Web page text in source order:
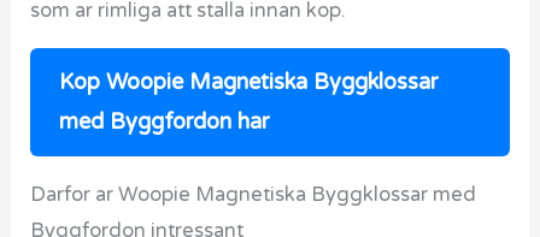
som ar rimliga att stalla innan kop.
Kop Woopie Magnetiska Byggklossar
med Byggfordon har
Darfor ar Woopie Magnetiska Byggklossar med
Byggfordon intressant